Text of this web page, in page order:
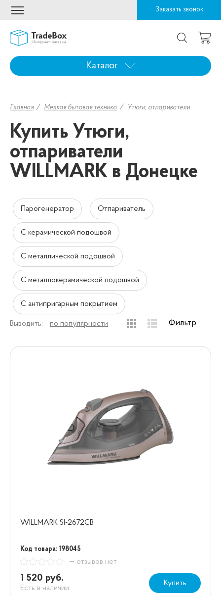
Заказать звонок
Каталог
Главная Мелкая бытовая техника Утюги, отпариватели
Купить Утюги,
отпариватели
WILLMARK в Донецке
Парогенератор Отпариватель
С керамической подошвой
С металлической подошвой
С металлокерамической подошвой
С антипригарным покрытием
Выводить: по популярности Фильтр
WILLMARK SI-2672CB
Код товара: 198045
— отзывов нет
1 520 руб.
Есть в наличии
Купить